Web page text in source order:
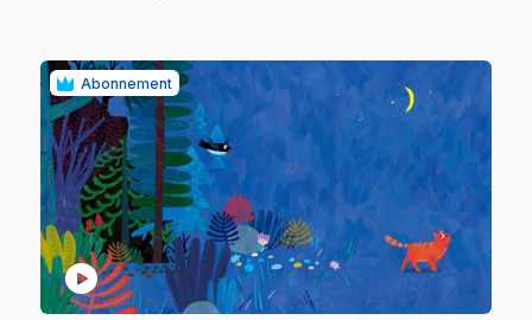
Abonnement
play_circle